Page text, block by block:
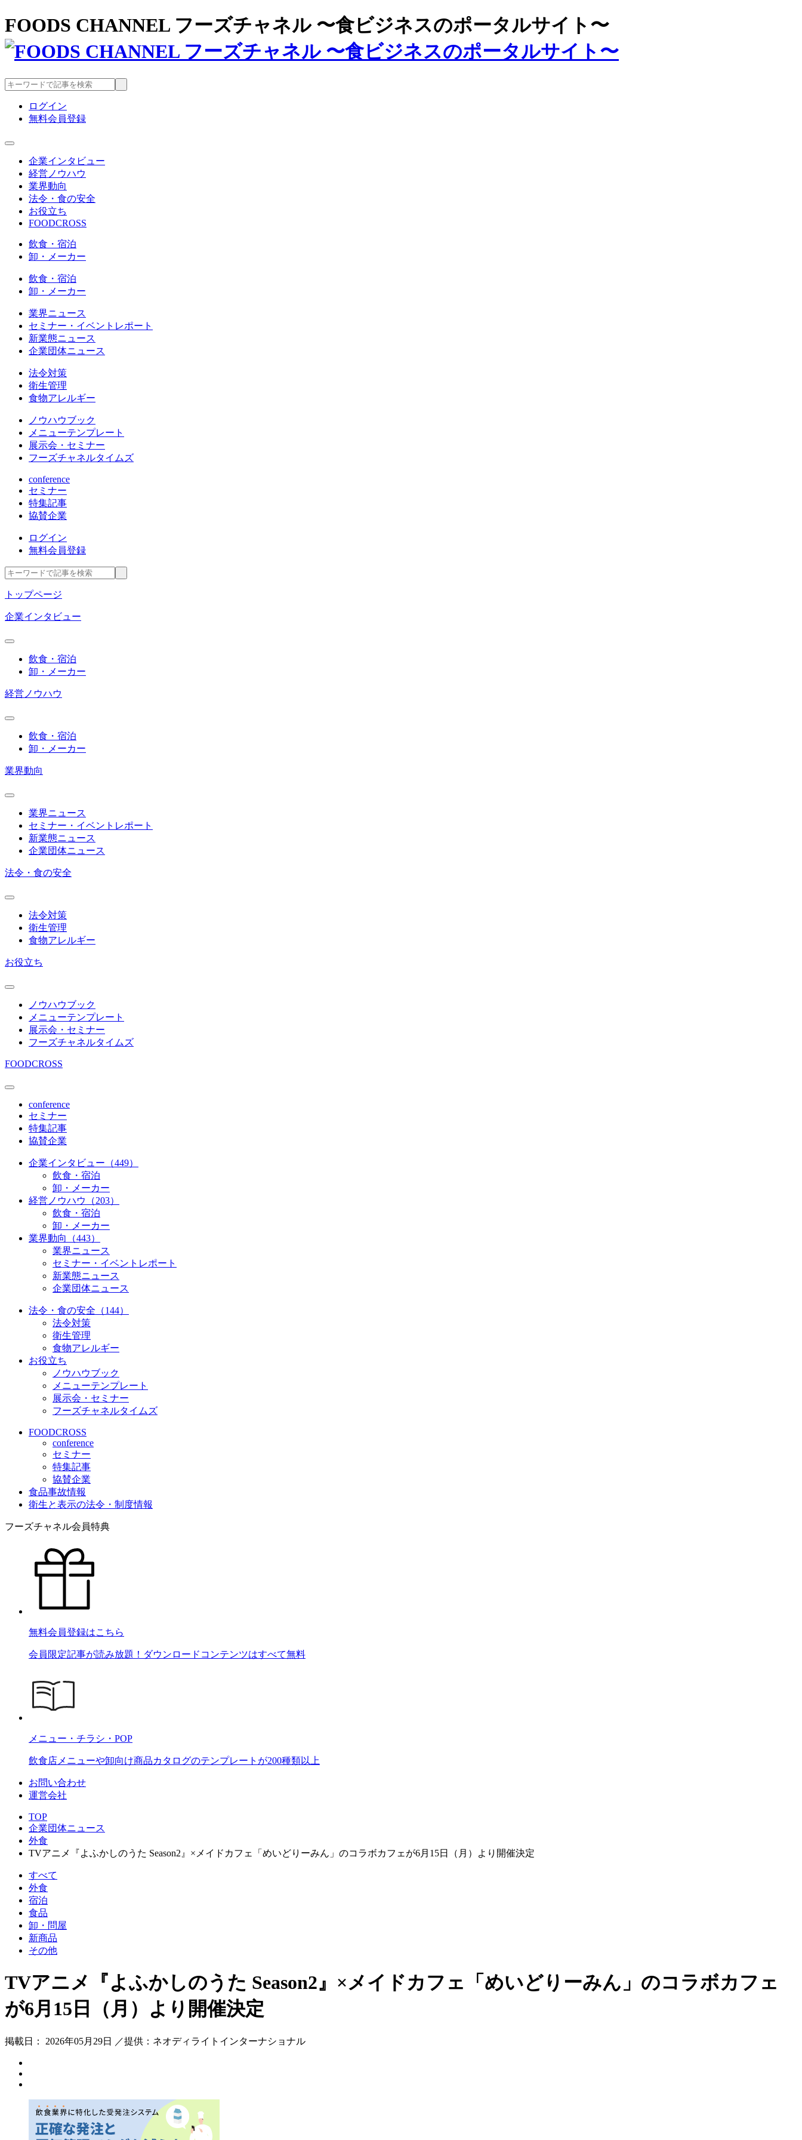
FOODS CHANNEL フーズチャネル 〜食ビジネスのポータルサイト〜
ログイン
無料会員登録
企業インタビュー
経営ノウハウ
業界動向
法令・食の安全
お役立ち
FOODCROSS
飲食・宿泊
卸・メーカー
飲食・宿泊
卸・メーカー
業界ニュース
セミナー・イベントレポート
新業態ニュース
企業団体ニュース
法令対策
衛生管理
食物アレルギー
ノウハウブック
メニューテンプレート
展示会・セミナー
フーズチャネルタイムズ
conference
セミナー
特集記事
協賛企業
ログイン
無料会員登録
トップページ
企業インタビュー
飲食・宿泊
卸・メーカー
経営ノウハウ
飲食・宿泊
卸・メーカー
業界動向
業界ニュース
セミナー・イベントレポート
新業態ニュース
企業団体ニュース
法令・食の安全
法令対策
衛生管理
食物アレルギー
お役立ち
ノウハウブック
メニューテンプレート
展示会・セミナー
フーズチャネルタイムズ
FOODCROSS
conference
セミナー
特集記事
協賛企業
企業インタビュー（449）
飲食・宿泊
卸・メーカー
経営ノウハウ（203）
飲食・宿泊
卸・メーカー
業界動向（443）
業界ニュース
セミナー・イベントレポート
新業態ニュース
企業団体ニュース
法令・食の安全（144）
法令対策
衛生管理
食物アレルギー
お役立ち
ノウハウブック
メニューテンプレート
展示会・セミナー
フーズチャネルタイムズ
FOODCROSS
conference
セミナー
特集記事
協賛企業
食品事故情報
衛生と表示の法令・制度情報
フーズチャネル会員特典
無料会員登録はこちら
会員限定記事が読み放題！ダウンロードコンテンツはすべて無料
メニュー・チラシ・POP
飲食店メニューや卸向け商品カタログのテンプレートが200種類以上
お問い合わせ
運営会社
TOP
企業団体ニュース
外食
TVアニメ『よふかしのうた Season2』×メイドカフェ「めいどりーみん」のコラボカフェが6月15日（月）より開催決定
すべて
外食
宿泊
食品
卸・問屋
新商品
その他
TVアニメ『よふかしのうた Season2』×メイドカフェ「めいどりーみん」のコラボカフェ
が6月15日（月）より開催決定
掲載日： 2026年05月29日 ／提供：ネオディライトインターナショナル